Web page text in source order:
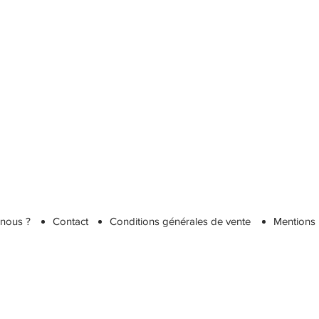
? Contact Conditions générales de vente Mentions